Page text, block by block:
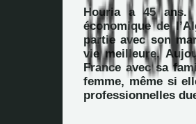
Houria a 45
économique de
partie avec son
vie meilleure.
France avec sa
femme, même si
professionnelles